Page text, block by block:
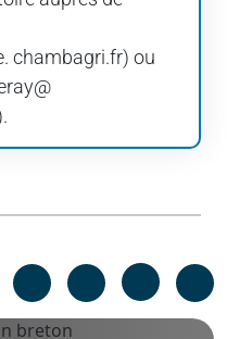
chambagri.fr) ou
Facebook
Linked